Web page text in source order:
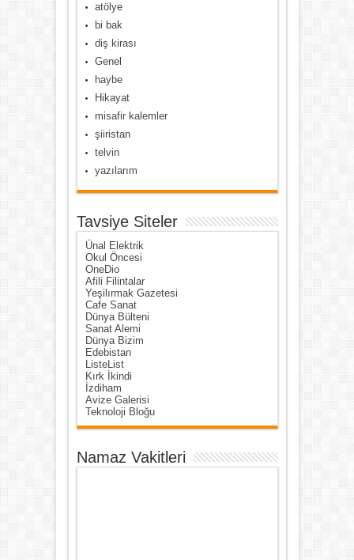
atölye
bi bak
diş kirası
Genel
haybe
Hikayat
misafir kalemler
şiiristan
telvin
yazılarım
Tavsiye Siteler
Ünal Elektrik
Okul Öncesi
OneDio
Afili Filintalar
Yeşilırmak Gazetesi
Cafe Sanat
Dünya Bülteni
Sanat Alemi
Dünya Bizim
Edebistan
ListeList
Kırk İkindi
İzdiham
Avize Galerisi
Teknoloji Bloğu
Namaz Vakitleri